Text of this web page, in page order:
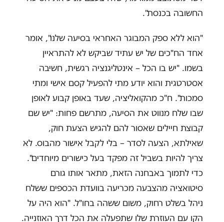
החשובה בכנסת".
"הוא ללא ספק המבוגר האחראי בסיעה שלנו", אומר
אחד הח"כים של יש עתיד שביקש לא להתראיין
בשמו. "יש בו הכל – אינטליגנציה רגשית, חשיבה
אסטרטגית והוא יודע מתי להפעיל קסם אישי ומתי
סמכות". ח"כ מהקואליציה, שעד באופן קבוע לאופן
שבו שלח מנווט את הסיעה, מתרשם פחות: "יש שם
קבוצת חיילים שאסור להם להגיש הצעת חוק,
שאילתא, הצעה לסדר – בלי לקבל אישור מהבוס. לא
צריך להיות בשביל זה מפקד בעל כישורים מיוחדים".
כדי לתמוך באבחנה הזאת, מתאר אותו גורם
סיטואציה מהצבעה מכריעה בוועדת הכספים ששלח
ניהל בשלט רחוק, משום ששהה בחו"ל. "הוא היה על
הקו עם העוזרת שלו שתפעלה את הכל דרך האוזנייה.